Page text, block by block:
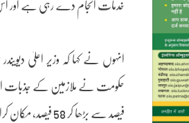
انہوں نے کہا کہ وزیر اعلیٰ